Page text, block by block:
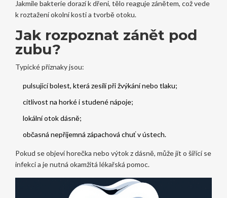
Jakmile bakterie dorazí k dřeni, tělo reaguje zánětem, což vede
k roztažení okolní kosti a tvorbě otoku.
Jak rozpoznat zánět pod
zubu?
Typické příznaky jsou:
pulsující bolest, která zesílí při žvýkání nebo tlaku;
citlivost na horké i studené nápoje;
lokální otok dásně;
občasná nepříjemná zápachová chuť v ústech.
Pokud se objeví horečka nebo výtok z dásně, může jít o šířící se
infekci a je nutná okamžitá lékařská pomoc.